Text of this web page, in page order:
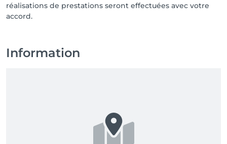
réalisations de prestations seront effectuées avec votre
accord.
Information